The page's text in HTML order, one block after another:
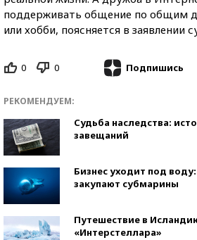
поддерживать общение по общим
или хобби, поясняется в заявлении
0 0 Подпишись
РЕКОМЕНДУЕМ:
Судьба наследства:
завещаний
Бизнес уходит под
закупают субмарины
Путешествие в
«Интерстеллара»